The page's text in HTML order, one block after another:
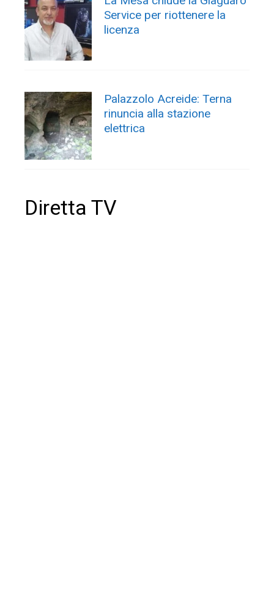
Service per riottenere la
licenza
Palazzolo Acreide: Terna
rinuncia alla stazione
elettrica
Diretta TV